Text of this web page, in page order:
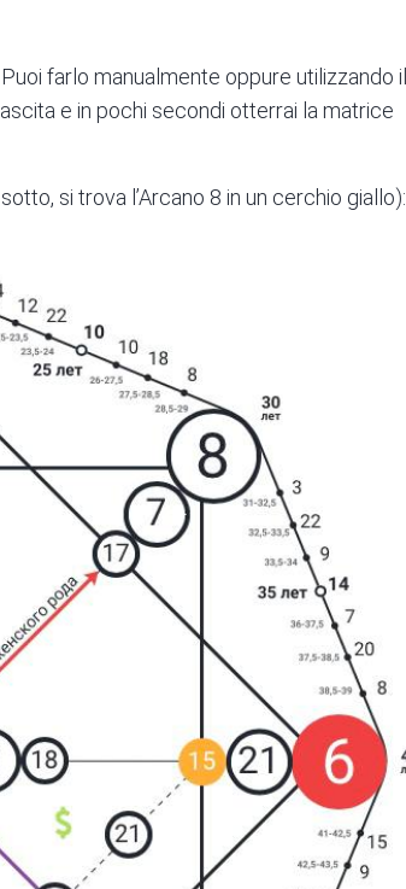
farlo manualmente oppure utilizzando il
e in pochi secondi otterrai la matrice
si trova l’Arcano 8 in un cerchio giallo):